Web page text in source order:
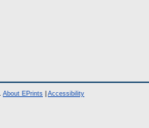
About EPrints Accessibility